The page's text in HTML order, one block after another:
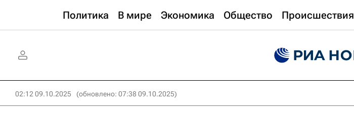
Политика В мире Экономика Общество Происшествия
02:12 09.10.2025 (обновлено: 07:38 09.10.2025)